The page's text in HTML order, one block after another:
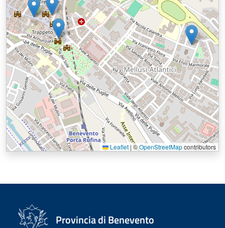
Leaflet |©OpenStreetMapcontributors
Provincia di Benevento